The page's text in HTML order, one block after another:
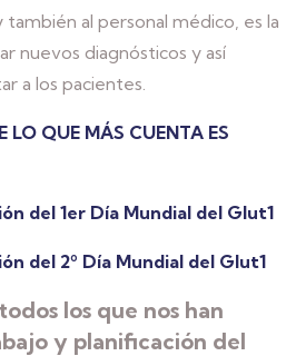
también al personal médico, es la
nuevos diagnósticos y así
a los pacientes.
LO QUE MÁS CUENTA ES
del 1er Día Mundial del Glut1
del 2º Día Mundial del Glut1
los que nos han
y planificación del